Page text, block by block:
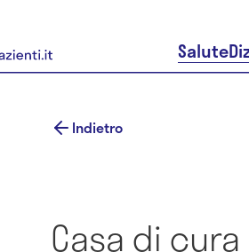
Salute
Indietro
Casa di